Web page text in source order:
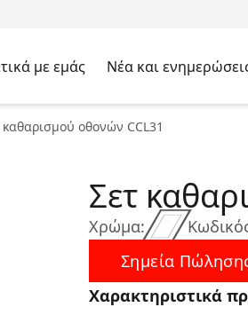
με εμάς Νέα και
καθαρισμού οθονών CCL31
Χρώμα:
Σετ
Σημεία
Χαρακτηριστικά